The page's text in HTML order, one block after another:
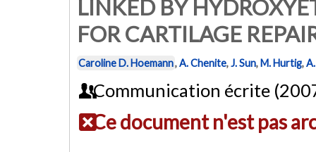
LINKED BY
FOR CARTILAGE
Caroline D. Hoemann,A. Chenite,J. Sun,M. Hurtig,
Communication écrite
Ce document n'est pas